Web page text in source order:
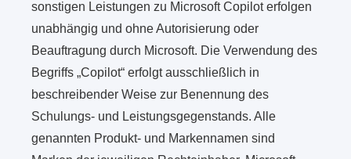
sonstigen Leistungen zu Microsoft Copilot erfolgen
unabhängig und ohne Autorisierung oder
Beauftragung durch Microsoft. Die Verwendung des
Begriffs „Copilot“ erfolgt ausschließlich in
beschreibender Weise zur Benennung des
Schulungs- und Leistungsgegenstands. Alle
genannten Produkt- und Markennamen sind